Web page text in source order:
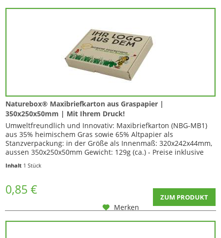
Naturebox® Maxibriefkarton aus Graspapier |
350x250x50mm | Mit Ihrem Druck!
Umweltfreundlich und Innovativ: Maxibriefkarton (NBG-MB1)
aus 35% heimischem Gras sowie 65% Altpapier als
Stanzverpackung: in der Größe als Innenmaß: 320x242x44mm,
aussen 350x250x50mm Gewicht: 129g (ca.) - Preise inklusive
Dreiseitiger Aufdruck Ihrer Grafik (Frontseite 1 und 2 , sowie
Inhalt 1 Stück
0,85 € ZUM PRODUKT
Merken